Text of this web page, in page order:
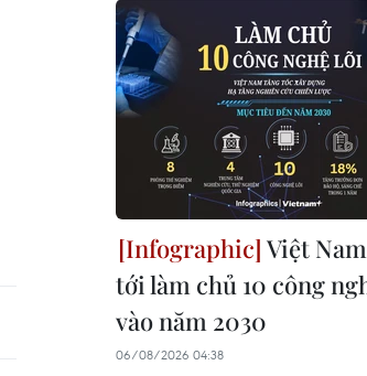
Việt
tới làm chủ 10 công
vào năm 2030
06/08/2026 04:38